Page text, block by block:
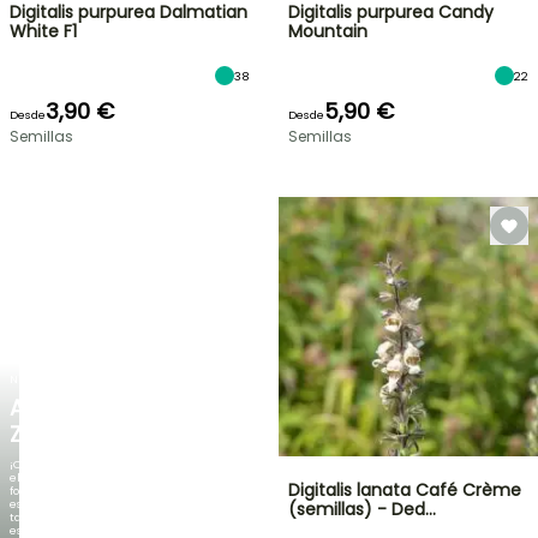
AGAPANTHUS
ZAMBEZI
¡Cuando
el
follaje
es
tan
espectacular
Digitalis purpurea Dalmatian
White F1
38
Desde3,90 €
Semillas
Digitalis purpurea Candy
Mountain
22
Desde5,90 €
Semillas
Digitalis lanata Café Crème
(semillas) - Ded…